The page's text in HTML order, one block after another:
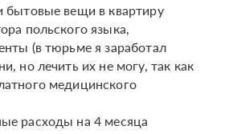
вещи в квартиру
польского языка,
(в тюрьме я заработал
но лечить их не могу, так как
медицинского
расходы на 4 месяца